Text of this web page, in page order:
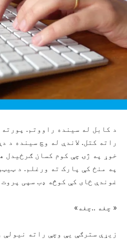
د کابل له سینده راووتم.
راته کتل. لاندې له وچ سینده د
خوړ په ژۍ چې کوم کسان ګرځیدل
په منځ کې پارک ته ورغلم. د
غوندې ځای کې کوڅه ډب سپی پروت
« چغه ..چغه»
زیړې سترګې یې وچې راته نیولې